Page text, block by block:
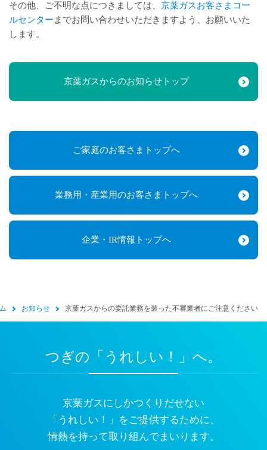
その他、ご不明な点につきましては、 京葉ガスお客さまコー
ルセンター までお問い合わせいただきますよう、お願いいた
します。
京葉ガスからのお知らせトップ
ご家庭のお客さまトップへ
業務用・産業用のお客さまトップへ
企業・IR情報トップへ
お知らせ 京葉ガスからの委託業務を装った不審業者にご注意ください
つぎの「うれしい！」へ。
京葉ガスにしかつくりだせない
「うれしい！」をご提供するために、
情熱を持って取り組んでまいります。